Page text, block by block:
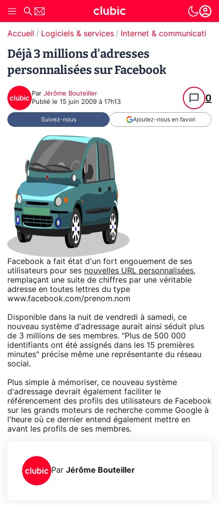
Accueil Logiciels & services Internet & communication
Déjà 3 millions d'adresses
personnalisées sur Facebook
Par Jérôme Bouteiller
Publié le 15 juin 2009 à 17h13 0
Suivez-nous Ajoutez-nous en favori
Facebook a fait état d'un fort engouement de ses
utilisateurs pour ses nouvelles URL personnalisées,
remplaçant une suite de chiffres par une véritable
adresse en toutes lettres du type
www.facebook.com/prenom.nom
Disponible dans la nuit de vendredi à samedi, ce
nouveau système d'adressage aurait ainsi séduit plus
de 3 millions de ses membres. "Plus de 500 000
identifiants ont été assignés dans les 15 premières
minutes" précise même une représentante du réseau
social.
Plus simple à mémoriser, ce nouveau système
d'adressage devrait également faciliter le
référencement des profils des utilisateurs de Facebook
sur les grands moteurs de recherche comme Google à
l'heure où ce dernier entend également mettre en
avant les profils de ses membres.
Par Jérôme Bouteiller